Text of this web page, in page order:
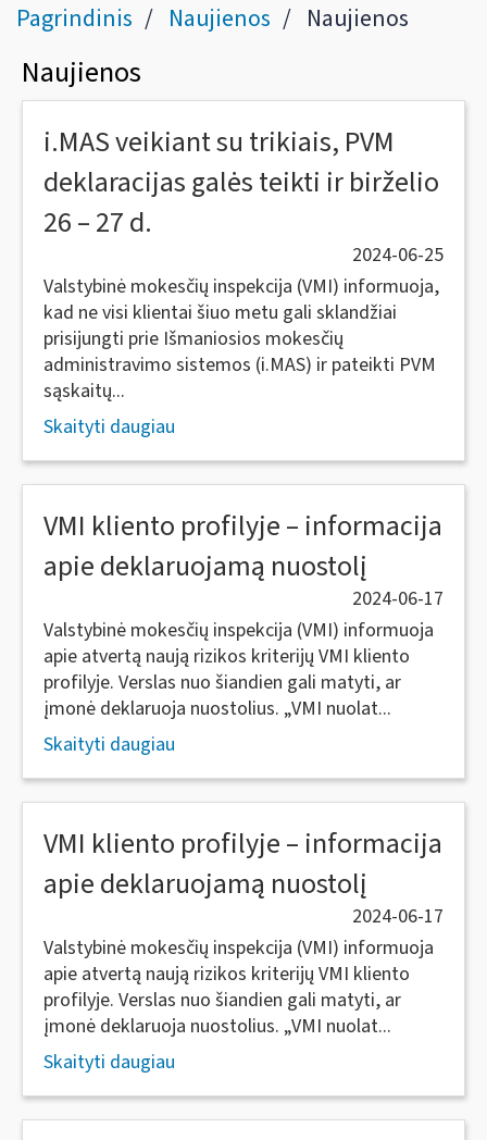
Pagrindinis Naujienos Naujienos
Naujienos
i.MAS veikiant su trikiais, PVM
deklaracijas galės teikti ir birželio
26 – 27 d.
2024-06-25
Valstybinė mokesčių inspekcija (VMI) informuoja,
kad ne visi klientai šiuo metu gali sklandžiai
prisijungti prie Išmaniosios mokesčių
administravimo sistemos (i.MAS) ir pateikti PVM
sąskaitų...
Skaityti daugiau
VMI kliento profilyje – informacija
apie deklaruojamą nuostolį
2024-06-17
Valstybinė mokesčių inspekcija (VMI) informuoja
apie atvertą naują rizikos kriterijų VMI kliento
profilyje. Verslas nuo šiandien gali matyti, ar
įmonė deklaruoja nuostolius. „VMI nuolat...
Skaityti daugiau
VMI kliento profilyje – informacija
apie deklaruojamą nuostolį
2024-06-17
Valstybinė mokesčių inspekcija (VMI) informuoja
apie atvertą naują rizikos kriterijų VMI kliento
profilyje. Verslas nuo šiandien gali matyti, ar
įmonė deklaruoja nuostolius. „VMI nuolat...
Skaityti daugiau